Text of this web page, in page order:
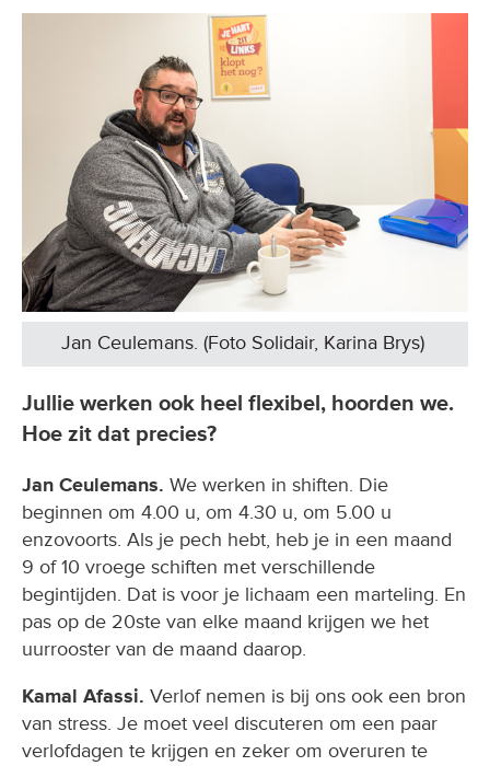
Jan Ceulemans. (Foto Solidair, Karina Brys)
Jullie werken ook heel flexibel, hoorden we.
Hoe zit dat precies?
Jan Ceulemans. We werken in shiften. Die
beginnen om 4.00 u, om 4.30 u, om 5.00 u
enzovoorts. Als je pech hebt, heb je in een maand
9 of 10 vroege schiften met verschillende
begintijden. Dat is voor je lichaam een marteling. En
pas op de 20ste van elke maand krijgen we het
uurrooster van de maand daarop.
Kamal Afassi. Verlof nemen is bij ons ook een bron
van stress. Je moet veel discuteren om een paar
verlofdagen te krijgen en zeker om overuren te